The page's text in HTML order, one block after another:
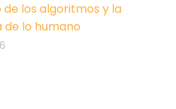
de los algoritmos y la
lo humano